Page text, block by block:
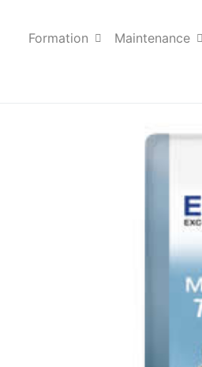
Formation Maintenance